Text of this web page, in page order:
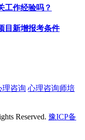
工作经验吗？
目新增报考条件
理咨询 心理咨询师培
Reserved. 豫ICP备